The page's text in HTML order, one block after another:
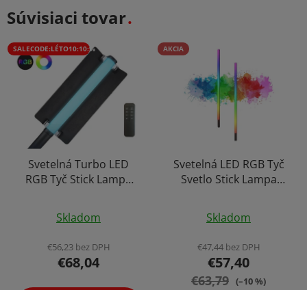
Súvisiaci tovar
SALECODE:LÉTO10:10:%
Svetelná Turbo LED
RGB Tyč Stick Lampa
Skladom
€56,23 bez DPH
€68,04
AKCIA
Svetelná LED RGB Tyč
Svetlo Stick Lampa
Aplikáciou a
Ovládačom
Skladom
€47,44 bez DPH
€57,40
€63,79 (–10 %)